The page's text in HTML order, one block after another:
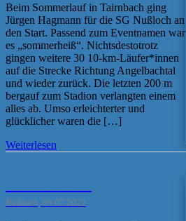
Beim Sommerlauf in Tairnbach ging
Jürgen Hagmann für die SG Nußloch an
den Start. Passend zum Eventnamen war
es „sommerheiß“. Nichtsdestotrotz
gingen weitere 30 10-km-Läufer*innen
auf die Strecke Richtung Angelbachtal
und wieder zurück. Die letzten 200 m
bergauf zum Stadion verlangten einem
alles ab. Umso erleichterter und
glücklicher waren die […]
Weiterlesen
Nußloch, 09.07.2022